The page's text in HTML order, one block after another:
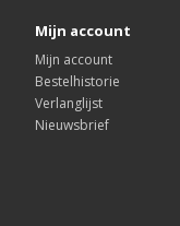
Mijn account
Mijn account
Bestelhistorie
Verlanglijst
Nieuwsbrief